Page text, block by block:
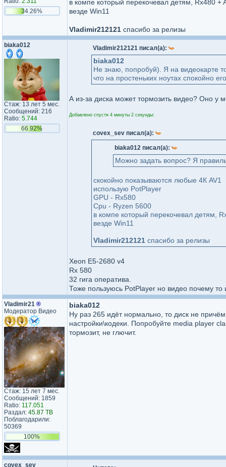
34.26%
в компе который перекочевал детям, Rx480 +
везде Win11
Vladimir212121 спасибо за релизы
biaka012
Стаж: 13 лет 5 мес.
Сообщений: 216
Ratio: 5.744
66.92%
Vladimir212121 писал(а):
biaka012
Не знаю, попробуй). Я на видеокарте
что на простеньких ноутах спокойно
А из-за диска может тормозить видео? Оно у
Добавлено спустя 4 минуты 2 секунды:
covex_sev писал(а):
biaka012 писал(а):
Можно задать вопрос? Я
скокойно показываются любые 4К AV1
использую PotPlayer
GPU - Rx580
Cpu - Ryzen 5600
в компе который перекочевал детям,
везде Win11
Vladimir212121 спасибо за релизы
Xeon E5-2680 v4
Rx 580
32 гига оператива.
Тоже пользуюсь PotPlayer но видео почему то
Vladimir21 ®
Модератор Видео
Стаж: 15 лет 7 мес.
Сообщений: 1859
Ratio: 117.051
Раздал: 45.87 TB
Поблагодарили:
50369
100%
biaka012
Ну раз 265 идёт нормально, то диск не
настройки\кодеки. Попробуйте media player
тормозит, не глючит.
covex_sev